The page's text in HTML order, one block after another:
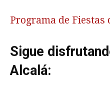
Programa de Fiestas
Sigue
Alcalá: